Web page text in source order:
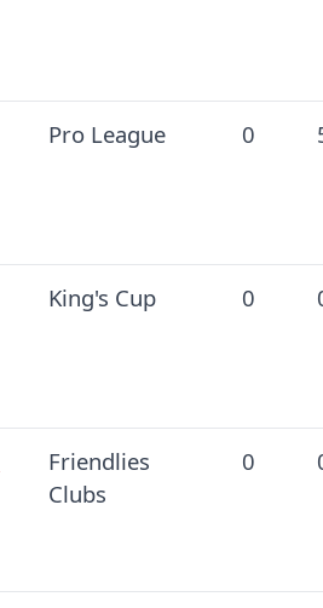
Pro League 0
King's Cup 0
Friendlies
Clubs
0